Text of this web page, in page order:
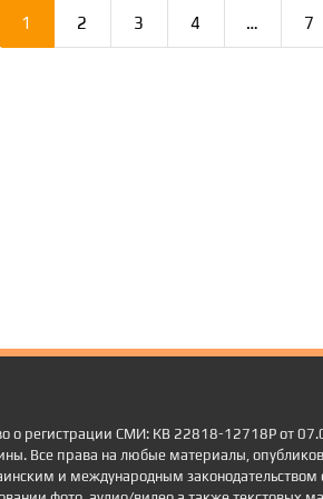
1 2 3 4 … 7
о регистрации СМИ: КВ 22818-12718Р от
Все права на любые материалы,
и международным законодательством